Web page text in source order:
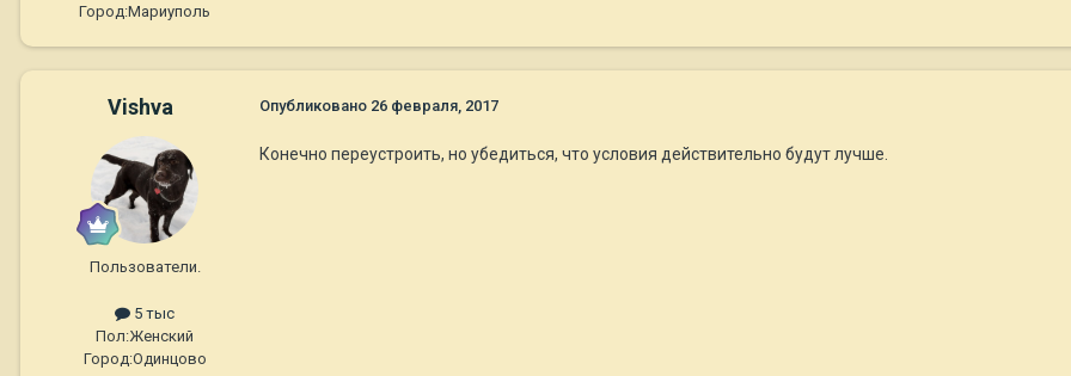
Город:Мариуполь
Vishva
Пользователи.
5 тыс
Пол:Женский
Город:Одинцово
Опубликовано 26 февраля, 2017
Конечно переустроить, но убедиться, что условия действительно будут лучше.